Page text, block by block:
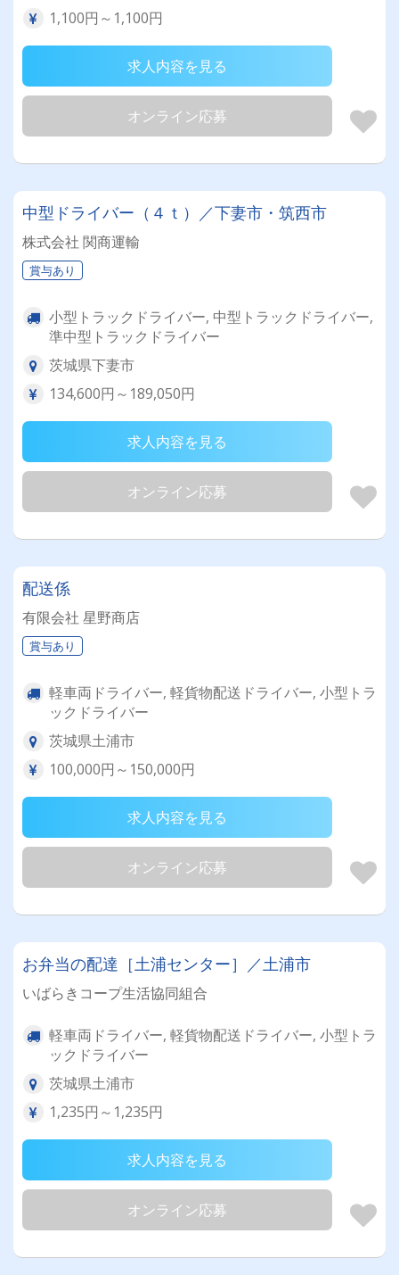
1,100円～1,100円
求人内容を見る
オンライン応募
中型ドライバー（４ｔ）／下妻市・筑西市
株式会社 関商運輸
賞与あり
小型トラックドライバー, 中型トラックドライバー,
準中型トラックドライバー
茨城県下妻市
134,600円～189,050円
求人内容を見る
オンライン応募
配送係
有限会社 星野商店
賞与あり
軽車両ドライバー, 軽貨物配送ドライバー, 小型トラ
ックドライバー
茨城県土浦市
100,000円～150,000円
求人内容を見る
オンライン応募
お弁当の配達［土浦センター］／土浦市
いばらきコープ生活協同組合
軽車両ドライバー, 軽貨物配送ドライバー, 小型トラ
ックドライバー
茨城県土浦市
1,235円～1,235円
求人内容を見る
オンライン応募